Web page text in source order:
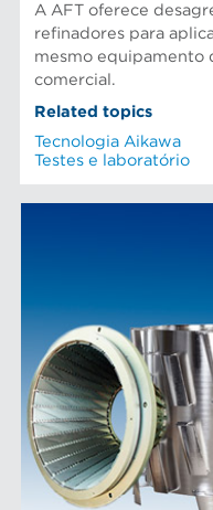
A AFT oferece
refinadores para
mesmo equipamento
comercial.
Related topics
Tecnologia Aikawa
Testes e laboratório